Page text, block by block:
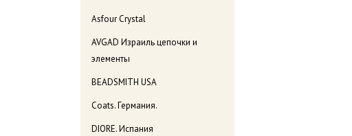
Asfour Crystal
AVGAD Израиль цепочки и
элементы
BEADSMITH USA
Coats. Германия.
DIORE. Испания